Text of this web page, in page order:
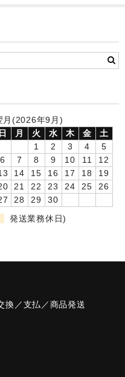
合)
歌)
月(2026年9月)
日
月 火 水 木 金
土
1
2 3 4
5
6
7 8 9 10 11
12
14 15 16 17 18
19
21 22 23 24 25
26
28 29
30
発送業務休日)
換／支払／商品発送